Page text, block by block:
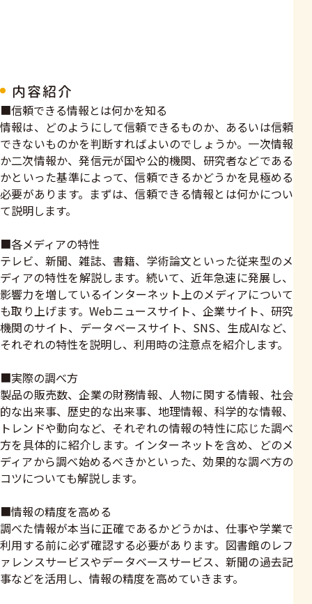
内容紹介
■信頼できる情報とは何かを知る
情報は、どのようにして信頼できるものか、あるいは信頼
できないものかを判断すればよいのでしょうか。一次情報
か二次情報か、発信元が国や公的機関、研究者などである
かといった基準によって、信頼できるかどうかを見極める
必要があります。まずは、信頼できる情報とは何かについ
て説明します。
■各メディアの特性
テレビ、新聞、雑誌、書籍、学術論文といった従来型のメ
ディアの特性を解説します。続いて、近年急速に発展し、
影響力を増しているインターネット上のメディアについて
も取り上げます。Webニュースサイト、企業サイト、研究
機関のサイト、データベースサイト、SNS、生成AIなど、
それぞれの特性を説明し、利用時の注意点を紹介します。
■実際の調べ方
製品の販売数、企業の財務情報、人物に関する情報、社会
的な出来事、歴史的な出来事、地理情報、科学的な情報、
トレンドや動向など、それぞれの情報の特性に応じた調べ
方を具体的に紹介します。インターネットを含め、どのメ
ディアから調べ始めるべきかといった、効果的な調べ方の
コツについても解説します。
■情報の精度を高める
調べた情報が本当に正確であるかどうかは、仕事や学業で
利用する前に必ず確認する必要があります。図書館のレフ
ァレンスサービスやデータベースサービス、新聞の過去記
事などを活用し、情報の精度を高めていきます。